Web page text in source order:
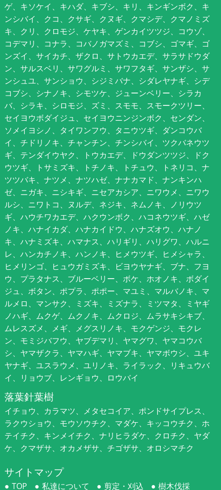
ゲ、キソケイ、キハダ、キブシ、キリ、キンギンボク、キ
ンシバイ、クコ、クサギ、クヌギ、クマシデ、クマノミズ
キ、クリ、クロモジ、ケヤキ、ゲンカイツツジ、コウゾ、
コデマリ、コナラ、コバノガマズミ、コブシ、ゴマギ、ゴ
ンズイ、サイカチ、ザクロ、サトウカエデ、サラサドウダ
ン、サルスベリ、サワグルミ、サワフタギ、サンザシ、サ
ンシュユ、サンショウ、シジミバナ、シダレヤナギ、シデ
コブシ、シナノキ、シモツケ、ジューンベリー、シラカ
バ、シラキ、シロモジ、ズミ、スモモ、スモークツリー、
セイヨウボダイジュ、セイヨウニンジンボク、センダン、
ソメイヨシノ、タイワンフウ、タニウツギ、ダンコウバ
イ、チドリノキ、チャンチン、チンシバイ、ツクバネウツ
ギ、テンダイウヤク、トウカエデ、ドウダンツツジ、ドク
ウツギ、トサミズキ、トチノキ、トチュウ、トネリコ、ナ
ツツバキ、ナツメ、ナツハゼ、ナナカマド、ナンキンハ
ゼ、ニガキ、ニシキギ、ニセアカシア、ニワウメ、ニワウ
ルシ、ニワトコ、ヌルデ、ネジキ、ネムノキ、ノリウツ
ギ、ハウチワカエデ、ハクウンボク、ハコネウツギ、ハゼ
ノキ、ハナイカダ、ハナカイドウ、ハナズオウ、ハナノ
キ、ハナミズキ、ハマナス、ハリギリ、ハリグワ、ハルニ
レ、ハンカチノキ、ハンノキ、ヒメウツギ、ヒメシャラ、
ヒメリンゴ、ヒュウガミズキ、ビヨウヤナギ、ブナ、フヨ
ウ、プラタナス、ブルーベリー、ボケ、ホオノキ、ボダイ
ジュ、ボタン、ポプラ、ポポー、マユミ、マルバノキ、マ
ルメロ、マンサク、ミズキ、ミズナラ、ミツマタ、ミヤギ
ノハギ、ムクゲ、ムクノキ、ムクロジ、ムラサキシキブ、
ムレスズメ、メギ、メグスリノキ、モクゲンジ、モクレ
ン、モミジバフウ、ヤブデマリ、ヤマグワ、ヤマコウバ
シ、ヤマザクラ、ヤマハギ、ヤマブキ、ヤマボウシ、ユキ
ヤナギ、ユスラウメ、ユリノキ、ライラック、リキュウバ
イ、リョウブ、レンギョウ、ロウバイ
落葉針葉樹
イチョウ、カラマツ、メタセコイア、ポンドサイプレス、
ラクウショウ、モウソウチク、マダケ、キッコウチク、ホ
テイチク、キンメイチク、ナリヒラダケ、クロチク、ヤダ
ケ、クマザサ、オカメザサ、チゴザサ、オロシマチク
サイトマップ
TOP 私達について 剪定・刈込 樹木伐採